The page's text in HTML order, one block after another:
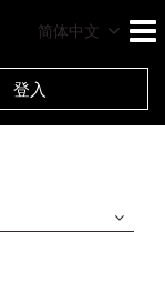
简体中文
登入